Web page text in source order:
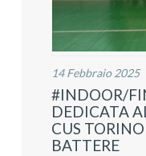
14 Febbraio 2025
#INDOOR/
DEDICATA
CUS
BATTERE